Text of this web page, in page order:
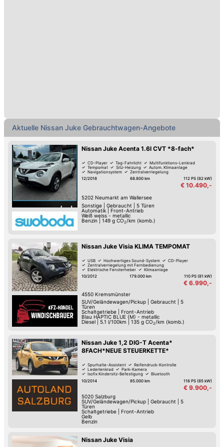
Aktuelle Nissan Juke Gebrauchtwagen-Angebote
Nissan Juke Acenta 1.6l CVT *8-fach*
CD-Player Tag-Fahrlicht
Multifunktions-Lenkrad
Tempomat
Sitz-Heizung
Autom. Klimaanlage
Navigationsystem
Zentralverriegelung
12/2018
68.800 km 112 PS (82 kW)
€ 10.490,-
5202 Neumarkt am Wallersee
Sonstige| Gebraucht
5 Türen
Automatik| Front-Antrieb
Weiß weiss - metallic
Benzin
149 g CO2 /km (komb.)
Nissan Juke Visia KLIMA TEMPOMAT
USB Hochwertiges Sound-System
CD-Player
Zentralverriegelung mit Fernbedienung
Elektrische Fensterheber
Klimaanlage
10/2012
179.000 km 110 PS (81 kW)
€ 6.990,-
4550 Kremsmünster
SUV/Geländewagen/Pickup| Gebraucht
5
Türen
Schaltgetriebe| Front-Antrieb
Blau HAPTIC BLUE (M) - metallic
Diesel
5.1 l/100km 135 g CO2 /km (komb.)
Nissan Juke 1,2 DIG-T Acenta*
8FACH*NEUE STEUERKETTE*
Spurhalte-Assistent
Reifendruck-Kontrolle
Lederlenkrad
Park-Kamera
Isofix Kindersitz-Befestigung
Bluetooth
Zentralverriegelung mit Fernbedienung
10/2014 85.000 km 116 PS (85 kW)
€ 9.900,-
5020 Salzburg
SUV/Geländewagen/Pickup| Gebraucht
5
Türen
Schaltgetriebe| Front-Antrieb
Gelb
Benzin
Nissan Juke Visia